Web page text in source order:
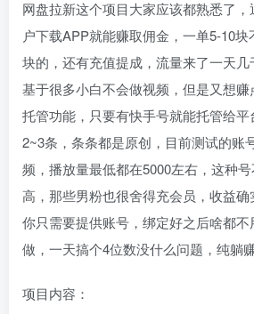
网盘拉新这个项目大家应该都熟悉了
户下载APP就能赚取佣金，一单5-10
块的，还有充值提成，流量来了一天几
基于很多小白不会做视频，但是又想
托管功能，只要有快手号就能托管给
2~3条，条条都是原创，目前测试的账
频，播放量最低都在5000左右，这种
高，那些男粉也很舍得充会员，收益
你只需要提供账号，绑定好之后啥都
做，一天搞个4位数没什么问题，纯躺
项目内容：